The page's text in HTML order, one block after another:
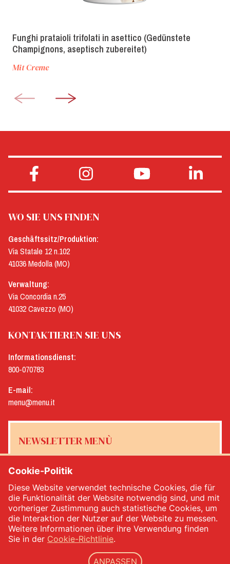
Funghi prataioli trifolati in asettico (Gedünstete
Champignons, aseptisch zubereitet)
Mit Creme
WO SIE UNS FINDEN
Geschäftssitz/Produktion:
Via Statale 12 n.102
41036 Medolla (MO)
Verwaltung:
Via Concordia n.25
41032 Cavezzo (MO)
KONTAKTIEREN SIE UNS
Informationsdienst:
800-070783
E-mail:
menu@menu.it
NEWSLETTER MENÙ
Ja, ich möchte den Newsletter von Menù erhalten*
MELDEN SIE SICH AN
Cookie-Politik
Diese Website verwendet technische Cookies, die für
die Funktionalität der Website notwendig sind, und mit
vorheriger Zustimmung auch statistische Cookies, um
die Interaktion der Nutzer auf der Website zu messen.
Weitere Informationen über ihre Verwendung finden
Sie in der Cookie-Richtlinie.
ANPASSEN